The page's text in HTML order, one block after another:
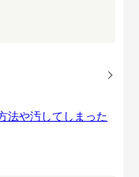
法や汚してしまった